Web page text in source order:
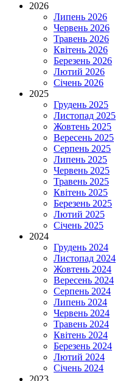
2026
Липень 2026
Червень 2026
Травень 2026
Квітень 2026
Березень 2026
Лютий 2026
Січень 2026
2025
Грудень 2025
Листопад 2025
Жовтень 2025
Вересень 2025
Серпень 2025
Липень 2025
Червень 2025
Травень 2025
Квітень 2025
Березень 2025
Лютий 2025
Січень 2025
2024
Грудень 2024
Листопад 2024
Жовтень 2024
Вересень 2024
Серпень 2024
Липень 2024
Червень 2024
Травень 2024
Квітень 2024
Березень 2024
Лютий 2024
Січень 2024